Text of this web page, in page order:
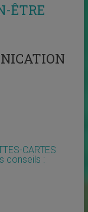
ÊTRE
CARTES
conseils :